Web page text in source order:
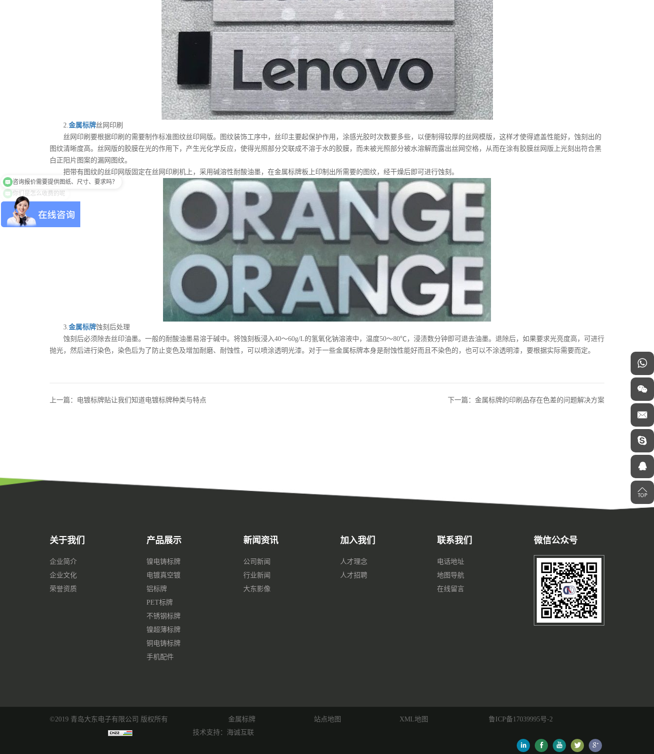
2.金属标牌丝网印刷
丝网印刷要根据印刷的需要制作标准图纹丝印网版。图纹装饰工序中，丝印主要起保护作用，涂感光胶时次数要多些，以便制得较厚的丝网模版，这样才使得遮盖性能好，蚀刻出的
图纹清晰度高。丝网版的胶膜在光的作用下，产生光化学反应，使得光照部分交联成不溶于水的胶膜，而未被光照部分被水溶解而露出丝网空格，从而在涂有胶膜丝网版上光刻出符合黑
白正阳片图案的漏网图纹。
把带有图纹的丝印网版固定在丝网印刷机上，采用碱溶性耐酸油墨，在金属标牌板上印制出所需要的图纹，经干燥后即可进行蚀刻。
3.金属标牌蚀刻后处理
蚀刻后必须除去丝印油墨。一般的耐酸油墨易溶于碱中。将蚀刻板浸入40～60g/L的氢氧化钠溶液中，温度50～80℃，浸渍数分钟即可退去油墨。退除后，如果要求光亮度高，可进行
抛光，然后进行染色，染色后为了防止变色及增加耐磨、耐蚀性，可以喷涂透明光漆。对于一些金属标牌本身是耐蚀性能好而且不染色的，也可以不涂透明漆，要根据实际需要而定。
上一篇：电镀标牌贴让我们知道电镀标牌种类与特点 下一篇：金属标牌的印刷品存在色差的问题解决方案
关于我们
企业简介
企业文化
荣誉资质
产品展示
镍电铸标牌
电镀真空镀
铝标牌
PET标牌
不锈钢标牌
镍超薄标牌
铜电铸标牌
手机配件
新闻资讯
公司新闻
行业新闻
大东影像
加入我们
人才理念
人才招聘
联系我们
电话地址
地图导航
在线留言
微信公众号
©2019 青岛大东电子有限公司 版权所有 金属标牌 站点地图 XML地图
鲁ICP备17039995号-2
技术支持：海诚互联
咨询报价需要提供图纸、尺寸、要求吗？
你们是怎么收费的呢